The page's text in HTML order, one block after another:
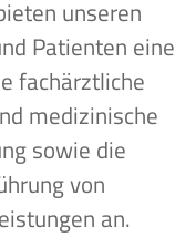
unseren
Patienten eine
fachärztliche
medizinische
sowie die
von
an.